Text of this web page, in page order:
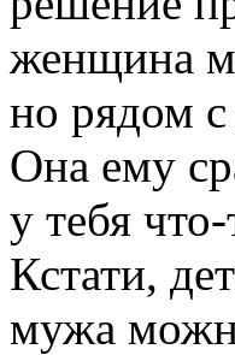
женщина
но рядом
Она ему
у тебя что-
Кстати,
мужа